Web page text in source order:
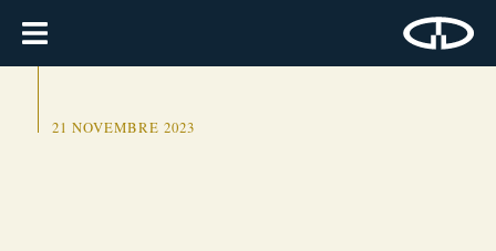
21 NOVEMBRE 2023